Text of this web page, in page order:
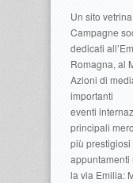
Un sito
Campagne
dedicati
Romagna, al
Azioni di
importanti
eventi
principali
più prestigiosi
appuntamenti
la via Emilia: